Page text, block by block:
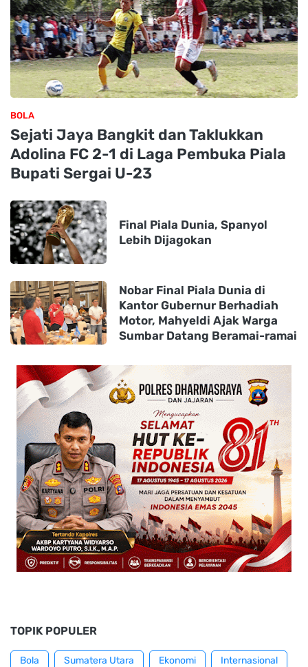
BOLA
Sejati Jaya Bangkit dan Taklukkan
Adolina FC 2-1 di Laga Pembuka Piala
Bupati Sergai U-23
Final Piala Dunia, Spanyol
Lebih Dijagokan
Nobar Final Piala Dunia di
Kantor Gubernur Berhadiah
Motor, Mahyeldi Ajak Warga
Sumbar Datang Beramai-ramai
TOPIK POPULER
Bola Sumatera Utara Ekonomi Internasional